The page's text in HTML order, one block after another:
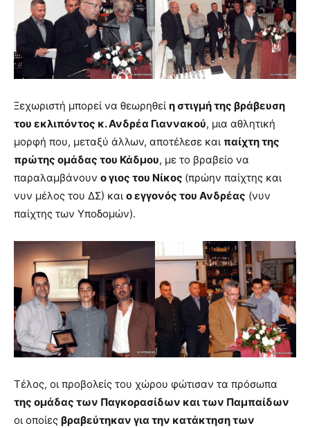
Ξεχωριστή μπορεί να θεωρηθεί η στιγμή της βράβευση
του εκλιπόντος κ. Ανδρέα Γιαννακού, μια αθλητική
μορφή που, μεταξύ άλλων, αποτέλεσε και παίχτη της
πρώτης ομάδας του Κάδμου, με το βραβείο να
παραλαμβάνουν ο γιος του Νίκος (πρώην παίχτης και
νυν μέλος του ΔΣ) και ο εγγονός του Ανδρέας (νυν
παίχτης των Υποδομών).
Τέλος, οι προβολείς του χώρου φώτισαν τα πρόσωπα
της ομάδας των Παγκορασίδων και των Παμπαίδων
οι οποίες βραβεύτηκαν για την κατάκτηση των